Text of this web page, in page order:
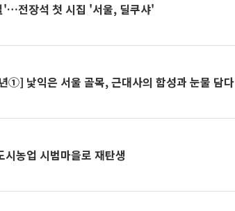
'…전장석 첫 시집 '서울, 딜쿠샤'
①] 낯익은 서울 골목, 근대사의 함성과 눈물 담다
농업 시범마을로 재탄생